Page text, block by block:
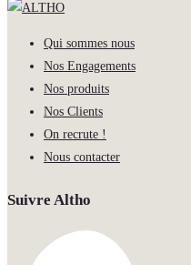
Qui sommes nous
Nos Engagements
Nos produits
Nos Clients
On recrute !
Nous contacter
Suivre Altho